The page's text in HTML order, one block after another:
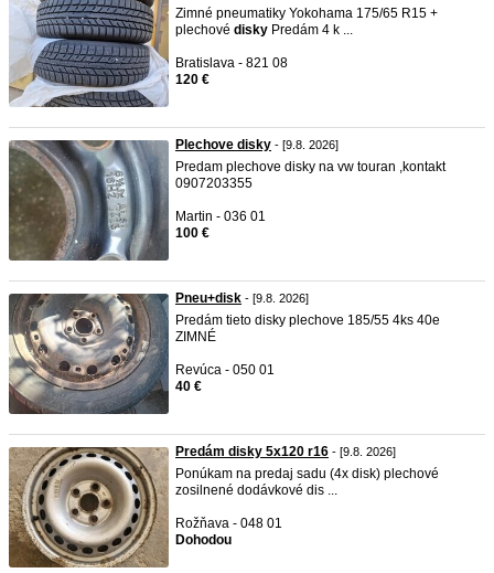
Zimné pneumatiky Yokohama 175/65 R15 +
plechové disky Predám 4 k ...
Bratislava - 821 08
120 €
Plechove disky - [9.8. 2026]
Predam plechove disky na vw touran ,kontakt
0907203355
Martin - 036 01
100 €
Pneu+disk - [9.8. 2026]
Predám tieto disky plechove 185/55 4ks 40e
ZIMNÉ
Revúca - 050 01
40 €
Predám disky 5x120 r16 - [9.8. 2026]
Ponúkam na predaj sadu (4x disk) plechové
zosilnené dodávkové dis ...
Rožňava - 048 01
Dohodou